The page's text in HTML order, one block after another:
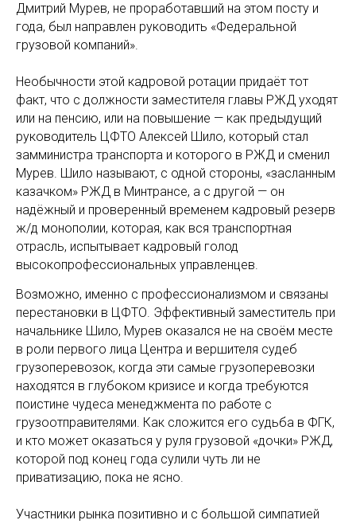
Дмитрий Мурев, не проработавший на этом посту и
года, был направлен руководить «Федеральной
грузовой компаний».
Необычности этой кадровой ротации придаёт тот
факт, что с должности заместителя главы РЖД уходят
или на пенсию, или на повышение — как предыдущий
руководитель ЦФТО Алексей Шило, который стал
замминистра транспорта и которого в РЖД и сменил
Мурев. Шило называют, с одной стороны, «засланным
казачком» РЖД в Минтрансе, а с другой — он
надёжный и проверенный временем кадровый резерв
ж/д монополии, которая, как вся транспортная
отрасль, испытывает кадровый голод
высокопрофессиональных управленцев.
Возможно, именно с профессионализмом и связаны
перестановки в ЦФТО. Эффективный заместитель при
начальнике Шило, Мурев оказался не на своём месте
в роли первого лица Центра и вершителя судеб
грузоперевозок, когда эти самые грузоперевозки
находятся в глубоком кризисе и когда требуются
поистине чудеса менеджмента по работе с
грузоотправителями. Как сложится его судьба в ФГК,
и кто может оказаться у руля грузовой «дочки» РЖД,
которой под конец года сулили чуть ли не
приватизацию, пока не ясно.
Участники рынка позитивно и с большой симпатией